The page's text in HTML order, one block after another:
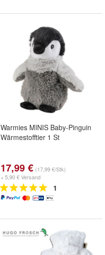
Warmies MINIS Baby-Pinguin
Wärmestofftier 1 St
17,99 € (17,99 €/Stk)
+ 5,90 € Versand
1